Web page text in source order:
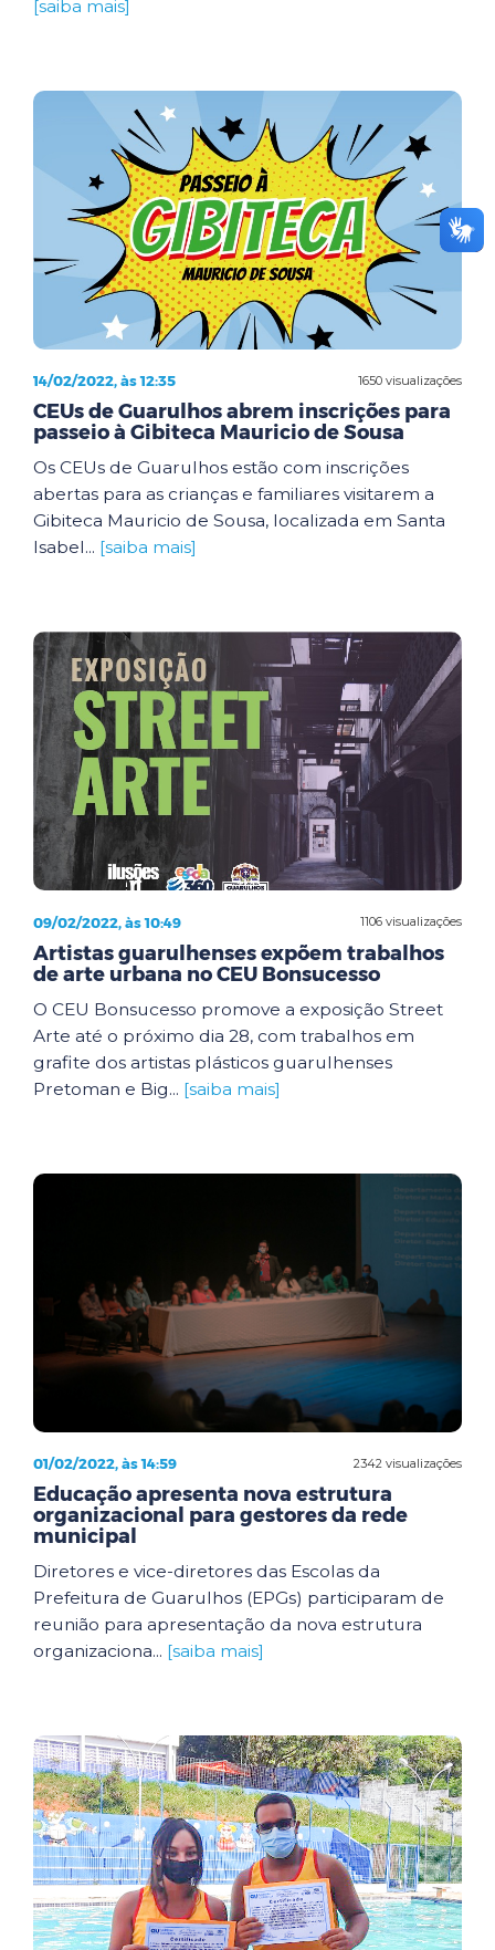
[saiba mais]
1650 visualizações
14/02/2022, às 12:35
CEUs de Guarulhos abrem inscrições para
passeio à Gibiteca Mauricio de Sousa
Os CEUs de Guarulhos estão com inscrições
abertas para as crianças e familiares visitarem a
Gibiteca Mauricio de Sousa, localizada em Santa
Isabel... [saiba mais]
1106 visualizações
09/02/2022, às 10:49
Artistas guarulhenses expõem trabalhos
de arte urbana no CEU Bonsucesso
O CEU Bonsucesso promove a exposição Street
Arte até o próximo dia 28, com trabalhos em
grafite dos artistas plásticos guarulhenses
Pretoman e Big... [saiba mais]
2342 visualizações
01/02/2022, às 14:59
Educação apresenta nova estrutura
organizacional para gestores da rede
municipal
Diretores e vice-diretores das Escolas da
Prefeitura de Guarulhos (EPGs) participaram de
reunião para apresentação da nova estrutura
organizaciona... [saiba mais]